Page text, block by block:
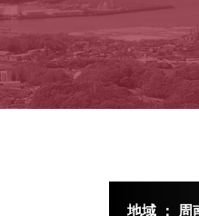
地域 ： 周